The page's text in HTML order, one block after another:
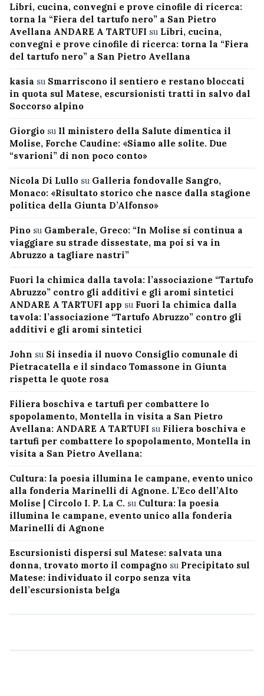
Libri, cucina, convegni e prove cinofile di ricerca:
torna la “Fiera del tartufo nero” a San Pietro
Avellana ANDARE A TARTUFI su Libri, cucina,
convegni e prove cinofile di ricerca: torna la “Fiera
del tartufo nero” a San Pietro Avellana
kasia su Smarriscono il sentiero e restano bloccati
in quota sul Matese, escursionisti tratti in salvo dal
Soccorso alpino
Giorgio su Il ministero della Salute dimentica il
Molise, Forche Caudine: «Siamo alle solite. Due
“svarioni” di non poco conto»
Nicola Di Lullo su Galleria fondovalle Sangro,
Monaco: «Risultato storico che nasce dalla stagione
politica della Giunta D’Alfonso»
Pino su Gamberale, Greco: “In Molise si continua a
viaggiare su strade dissestate, ma poi si va in
Abruzzo a tagliare nastri”
Fuori la chimica dalla tavola: l’associazione “Tartufo
Abruzzo” contro gli additivi e gli aromi sintetici
ANDARE A TARTUFI app su Fuori la chimica dalla
tavola: l’associazione “Tartufo Abruzzo” contro gli
additivi e gli aromi sintetici
John su Si insedia il nuovo Consiglio comunale di
Pietracatella e il sindaco Tomassone in Giunta
rispetta le quote rosa
Filiera boschiva e tartufi per combattere lo
spopolamento, Montella in visita a San Pietro
Avellana: ANDARE A TARTUFI su Filiera boschiva e
tartufi per combattere lo spopolamento, Montella in
visita a San Pietro Avellana:
Cultura: la poesia illumina le campane, evento unico
alla fonderia Marinelli di Agnone. L’Eco dell’Alto
Molise | Circolo I. P. La C. su Cultura: la poesia
illumina le campane, evento unico alla fonderia
Marinelli di Agnone
Escursionisti dispersi sul Matese: salvata una
donna, trovato morto il compagno su Precipitato sul
Matese: individuato il corpo senza vita
dell’escursionista belga